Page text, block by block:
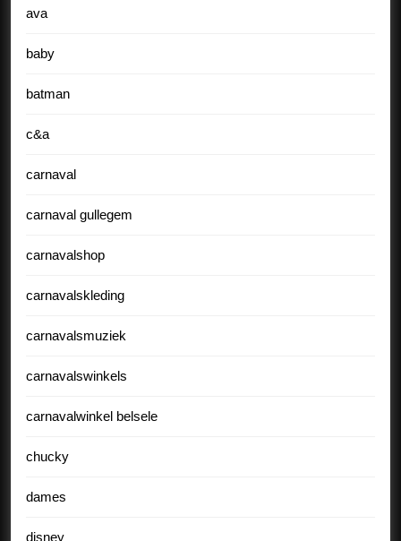
ava
baby
batman
c&a
carnaval
carnaval gullegem
carnavalshop
carnavalskleding
carnavalsmuziek
carnavalswinkels
carnavalwinkel belsele
chucky
dames
disney